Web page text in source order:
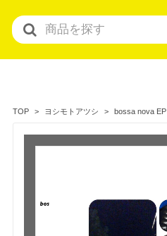
TOP ヨシモトアツシ bossa nova EP